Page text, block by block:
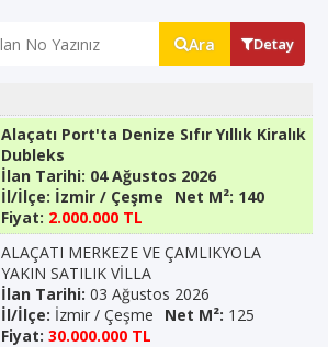
Ara Detay
Alaçatı Port'ta Denize Sıfır Yıllık Kiralık
Dubleks
İlan Tarihi: 04 Ağustos 2026
İl/İlçe: İzmir / Çeşme Net M²: 140
Fiyat: 2.000.000 TL
ALAÇATI MERKEZE VE ÇAMLIKYOLA
YAKIN SATILIK VİLLA
İlan Tarihi: 03 Ağustos 2026
İl/İlçe: İzmir / Çeşme Net M²: 125
Fiyat: 30.000.000 TL